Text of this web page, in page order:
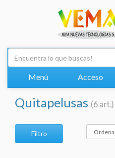
Menú Acceso
Quitapelusas (6 art.)
Filtro